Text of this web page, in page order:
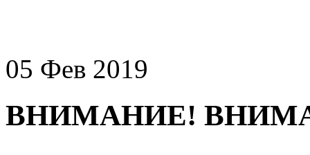
05 Фев 2019
ВНИМАНИЕ!